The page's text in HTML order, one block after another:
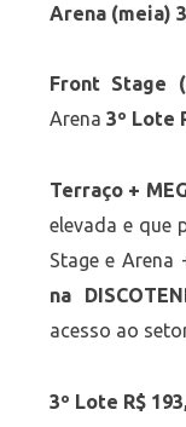
Arena (meia)
Front Stage
Arena 3º Lote
Terraço +
elevada e que
Stage e Arena
na
acesso ao
3º Lote R$